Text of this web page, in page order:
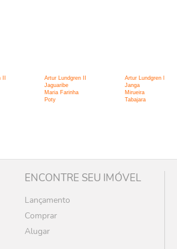
Artur Lundgren II Artur Lundgren l
Jaguaribe Janga
Maria Farinha Mirueira
Poty Tabajara
ENCONTRE SEU IMÓVEL
Lançamento
Comprar
Alugar